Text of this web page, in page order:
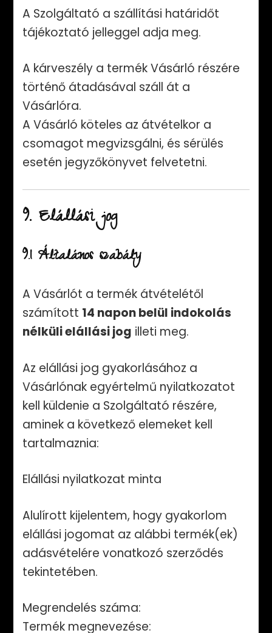
A Szolgáltató a szállítási határidőt
tájékoztató jelleggel adja meg.
A kárveszély a termék Vásárló részére
történő átadásával száll át a
Vásárlóra.
A Vásárló köteles az átvételkor a
csomagot megvizsgálni, és sérülés
esetén jegyzőkönyvet felvetetni.
9. Elállási jog
9.1 Általános szabály
A Vásárlót a termék átvételétől
számított 14 napon belül indokolás
nélküli elállási jog illeti meg.
Az elállási jog gyakorlásához a
Vásárlónak egyértelmű nyilatkozatot
kell küldenie a Szolgáltató részére,
aminek a következő elemeket kell
tartalmaznia:
Elállási nyilatkozat minta
Alulírott kijelentem, hogy gyakorlom
elállási jogomat az alábbi termék(ek)
adásvételére vonatkozó szerződés
tekintetében.
Megrendelés száma:
Termék megnevezése: